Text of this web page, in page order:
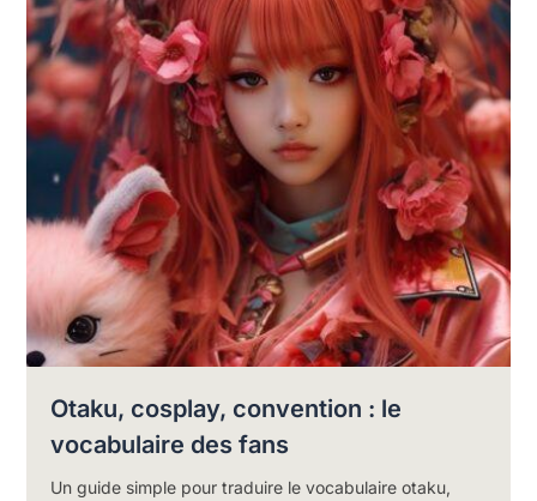
Otaku, cosplay, convention : le
vocabulaire des fans
Un guide simple pour traduire le vocabulaire otaku,